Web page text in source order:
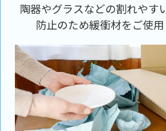
陶器やグラスなどの割れやす
防止のため緩衝材をご使用